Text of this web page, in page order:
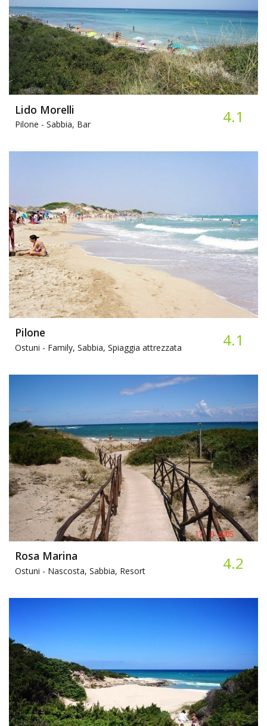
Lido Morelli
Pilone - Sabbia, Bar 4.1
Pilone
Ostuni - Family, Sabbia, Spiaggia attrezzata 4.1
Rosa Marina
Ostuni - Nascosta, Sabbia, Resort 4.2